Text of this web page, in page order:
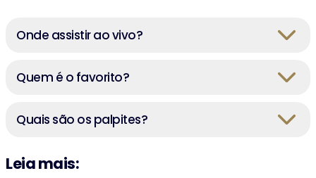
Onde assistir ao vivo?
Quem é o favorito?
Quais são os palpites?
Leia mais: